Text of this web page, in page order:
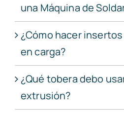
una Máquina de
¿Cómo hacer
en carga?
¿Qué tobera debo
extrusión?